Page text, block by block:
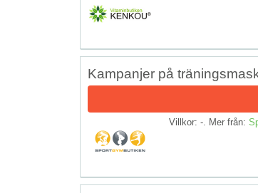
Kampanjer på
Villkor: -. Mer från: